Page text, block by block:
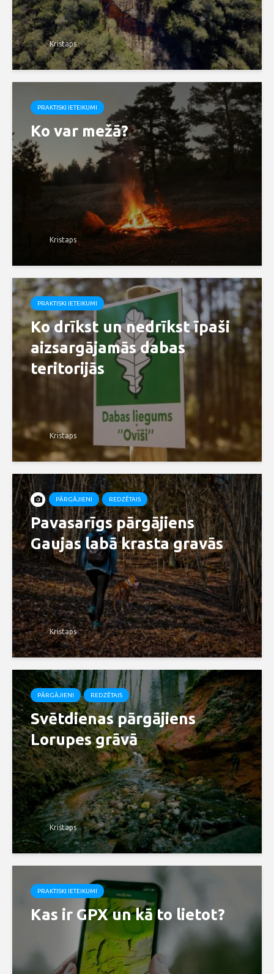
Kristaps
PRAKTISKI IETEIKUMI
Ko var mežā?
Kristaps
PRAKTISKI IETEIKUMI
Ko drīkst un nedrīkst īpaši
aizsargājamās dabas
teritorijās
Kristaps
PĀRGĀJIENI REDZĒTAIS
Pavasarīgs pārgājiens
Gaujas labā krasta gravās
Kristaps
PĀRGĀJIENI REDZĒTAIS
Svētdienas pārgājiens
Lorupes grāvā
Kristaps
PRAKTISKI IETEIKUMI
Kas ir GPX un kā to lietot?